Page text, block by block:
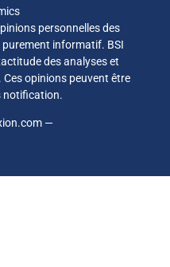
personnelles des
informatif. BSI
des analyses et
Ces opinions peuvent être
notification.
—